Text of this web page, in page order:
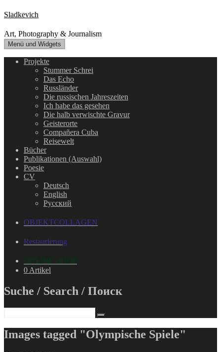
Zum
Inhalt
springen
Sladkevich
Art, Photography & Journalism
Menü und Widgets
Projekte
Stummer Schrei
Das Echo
Russländer
Die russischen Jahreszeiten
Ich habe das gesehen
Die halb verwischte Gravur
Geisterorte
Compañera Cuba
Reisewelt
Bücher
Publikationen (Auswahl)
Poesie
CV
Deutsch
English
Русский
OBJEKTCOLLAGEN
Restaurierung
ONLINE-SHOP
0 Artikel
Suche / Search / Поиск
Images tagged "Olympische Spiele"